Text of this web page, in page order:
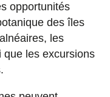
opportunités
des îles
les
que les excursions